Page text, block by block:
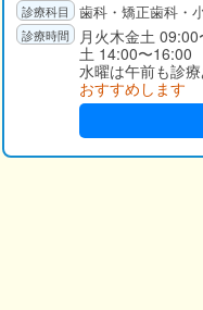
歯科・矯正歯科・
月火木金土
土 14:00〜
水曜は午前も診
おすすめします